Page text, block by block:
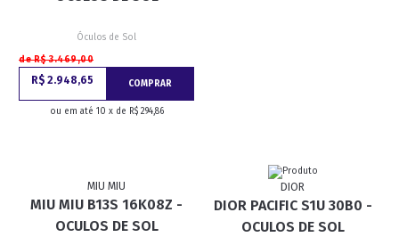
Óculos de Sol
de R$ 3.469,00
R$ 2.948,65 COMPRAR
ou em até 10 x de R$ 294,86
MIU MIU
MIU MIU B13S 16K08Z -
OCULOS DE SOL
DIOR
DIOR PACIFIC S1U 30B0 -
OCULOS DE SOL